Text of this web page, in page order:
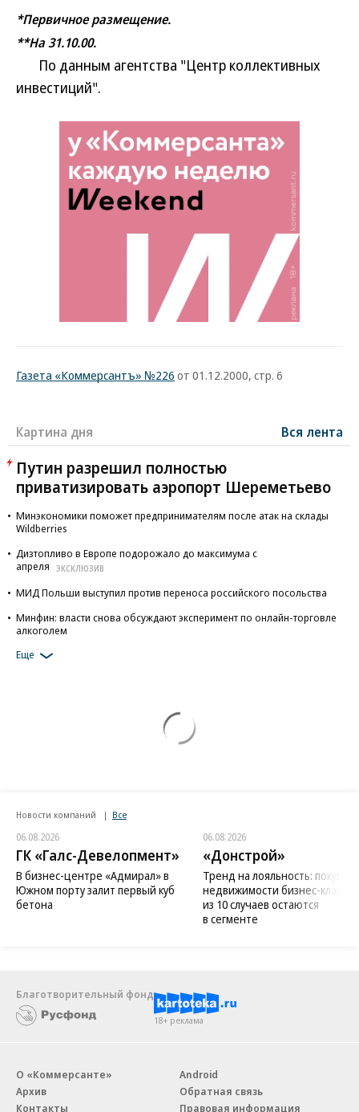
*Первичное размещение.
**На 31.10.00.
По данным агентства "Центр коллективных
инвестиций".
Газета «Коммерсантъ» №226 от 01.12.2000, стр. 6
Картина дня Вся лента
Путин разрешил полностью
приватизировать аэропорт Шереметьево
Минэкономики поможет предпринимателям после атак на склады
Wildberries
Дизтопливо в Европе подорожало до максимума с
апреля
ЭКСКЛЮЗИВ
МИД Польши выступил против переноса российского посольства
Минфин: власти снова обсуждают эксперимент по онлайн-торговле
алкоголем
Еще
Новости компаний Все
06.08.2026
ГК «Галс-Девелопмент»
В бизнес-центре «Адмирал» в
Южном порту залит первый куб
бетона
06.08.2026
«Донстрой»
Тренд на лояльность:
недвижимости бизнес-класса
из 10 случаев остаются
в сегменте
Благотворительный фонд
18+ реклама
О «Коммерсанте»
Архив
Контакты
Android
Обратная связь
Правовая информация